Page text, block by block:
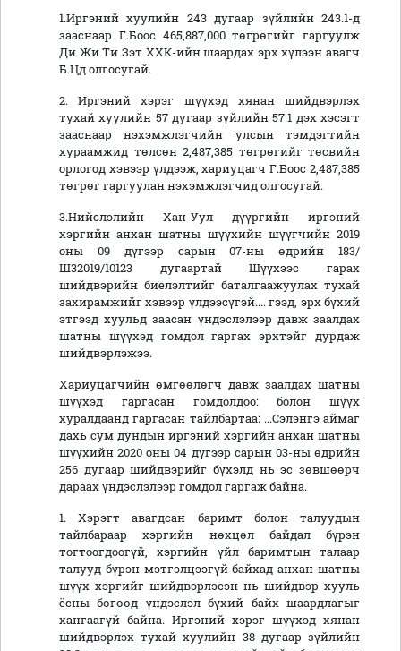
1.Иргэний хуулийн 243 дугаар зүйлийн 243.1-д
зааснаар Г.Боос 465,887,000 төгрөгийг гаргуулж
Ди Жи Ти Зэт ХХК-ийн шаардах эрх хүлээн авагч
Б.Цд олгосугай.
2. Иргэний хэрэг шүүхэд хянан шийдвэрлэх
тухай хуулийн 57 дугаар зүйлийн 57.1 дэх хэсэгт
зааснаар нэхэмжлэгчийн улсын тэмдэгтийн
хураамжид төлсөн 2,487,385 төгрөгийг төсвийн
орлогод хэвээр үлдээж, хариуцагч Г.Боос 2,487,385
төгрөг гаргуулан нэхэмжлэгчид олгосугай.
3.Нийслэлийн Хан-Уул дүүргийн иргэний
хэргийн анхан шатны шүүхийн шүүгчийн 2019
оны 09 дүгээр сарын 07-ны өдрийн 183/
Ш32019/10123 дугаартай Шүүхээс гарах
шийдвэрийн биелэлтийг баталгаажуулах тухай
захирамжийг хэвээр үлдээсүгэй.... гээд, эрх бүхий
этгээд хуульд заасан үндэслэлээр давж заалдах
шатны шүүхэд гомдол гаргах эрхтэйг дурдаж
шийдвэрлэжээ.
Хариуцагчийн өмгөөлөгч давж заалдах шатны
шүүхэд гаргасан гомдолдоо: болон шүүх
хуралдаанд гаргасан тайлбартаа: ...Сэлэнгэ аймаг
дахь сум дундын иргэний хэргийн анхан шатны
шүүхийн 2020 оны 04 дүгээр сарын 03-ны өдрийн
256 дугаар шийдвэрийг бүхэлд нь эс зөвшөөрч
дараах үндэслэлээр гомдол гаргаж байна.
1.Хэрэгт авагдсан баримт болон талуудын
тайлбараар хэргийн нөхцөл байдал бүрэн
тогтоогдоогүй,хэргийн үйл баримтын талаар
талууд бүрэн мэтгэлцээгүй байхад анхан шатны
шүүх хэргийг шийдвэрлэсэн нь шийдвэр хууль
ёсны бөгөөд үндэслэл бүхий байх шаардлагыг
хангаагүй байна. Иргэний хэрэг шүүхэд хянан
шийдвэрлэх тухай хуулийн 38 дугаар зүйлийн